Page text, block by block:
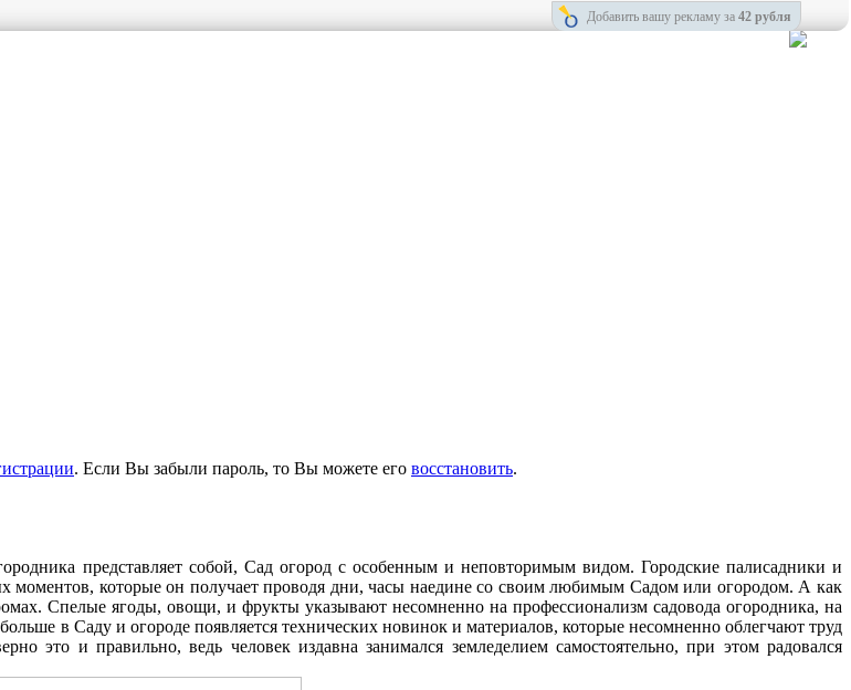
Добавить вашу рекламу за 42 рубля
. Если Вы забыли пароль, то Вы можете его восстановить.
представляет собой, Cад огород с особенным и неповторимым видом. Городские палисадники и
моментов, которые он получает проводя дни, часы наедине со своим любимым Cадом или огородом. А как
Спелые ягоды, овощи, и фрукты указывают несомненно на профессионализм садовода огородника, на
в Cаду и огороде появляется технических новинок и материалов, которые несомненно облегчают труд
это и правильно, ведь человек издавна занимался земледелием самостоятельно, при этом радовался